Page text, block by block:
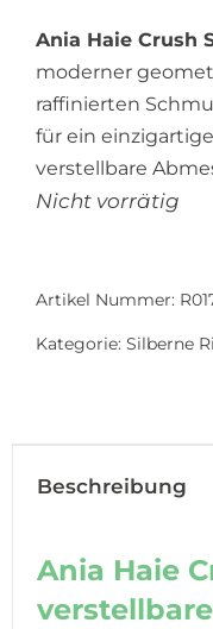
Ania Haie Crush
moderner
raffinierten
für ein
verstellbare
Nicht vorrätig
Artikel Nummer:
Kategorie: Silberne
Beschreibung
Ania Haie